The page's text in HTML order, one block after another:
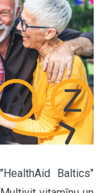
Baltics"